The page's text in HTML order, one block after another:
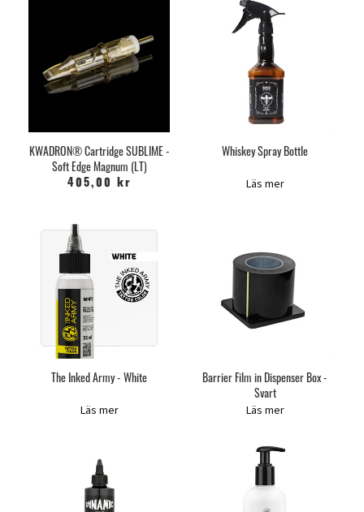
KWADRON® Cartridge SUBLIME -
Soft Edge Magnum (LT)
405,00 kr
Whiskey Spray Bottle
Läs mer
The Inked Army - White
Läs mer
Barrier Film in Dispenser Box -
Svart
Läs mer